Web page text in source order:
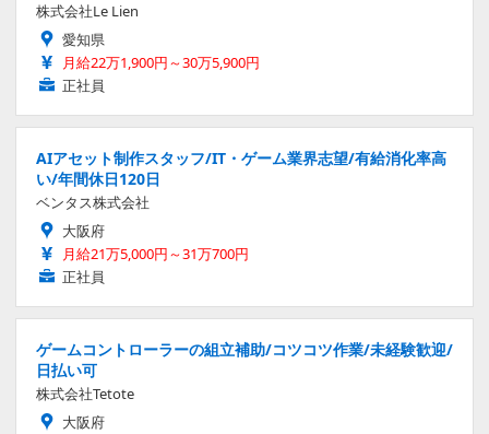
株式会社Le Lien
愛知県
月給22万1,900円～30万5,900円
正社員
AIアセット制作スタッフ/IT・ゲーム業界志望/有給消化率高
い/年間休日120日
ベンタス株式会社
大阪府
月給21万5,000円～31万700円
正社員
ゲームコントローラーの組立補助/コツコツ作業/未経験歓迎/
日払い可
株式会社Tetote
大阪府